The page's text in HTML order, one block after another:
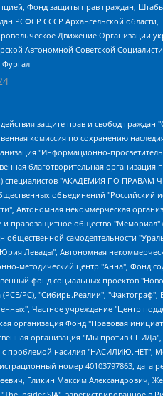
Фонд защиты прав граждан,
РСФСР СССР Архангельской
Движение Организации
Автономной Советской
Фургал
администратором доменного имени интернет-издания "The Insider SIA", https://theins.ru, Постернак Алексей Евгеньевич, Рубин Михаил Аркадьевич, Анин Роман Александрович, Юридическое лицо Istories fonds, зарегистрированное в Латвийской Республике (регистрационный номер 50008295751, дата регистрации 24.02.2020), Великовский Дмитрий Александрович, Долинина Ирина Николаевна, Мароховская Алеся Алексеевна, Шлейнов Роман Юрьевич, Шмагун Олеся Валентиновна, Общество с ограниченной ответственностью "Альтаир 2021", Общество с ограниченной ответственностью "Вега 2021", Общество с ограниченной ответственностью "Главный редактор 2021", Общество с ограниченной ответственностью "Ромашки монолит", Важенков Артем Валерьевич, Ивановская областная общественная организация "Центр гендерных исследований", Гурман Юрий Альбертович, Медиапроект "ОВД-Инфо", Егоров Владимир Владимирович, Жилинский Владимир Александрович, Общество с ограниченной ответственностью "ЗП", Иванова София Юрьевна, Карезина Инна Павловна, Кильтау Екатерина Викторовна, Петров Алексей Викторович, Пискунов Сергей Евгеньевич, Смирнов Сергей Сергеевич, Тихонов Михаил Сергеевич, Общество с ограниченной ответственностью "ЖУРНАЛИСТ-ИНОСТРАННЫЙ АГЕНТ", Арапова Галина Юрьевна, Вольтская Татьяна Анатольевна, Американская компания "Mason G.E.S. Anonymous Foundation" (США), являющаяся владельцем интернет-издания https://mnews.world/, Компания "Stichting Bellingcat", зарегистрированная в Нидерландах (дата регистрации 11.07.2018), Захаров Андрей Вячеславович, Клепиковская Екатерина Дмитриевна, Общество с ограниченной ответственностью